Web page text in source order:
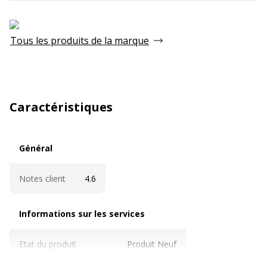
Tous les produits de la marque
Caractéristiques
Général
Notes client 4.6
Informations sur les services
Etat du produit Produit Neuf